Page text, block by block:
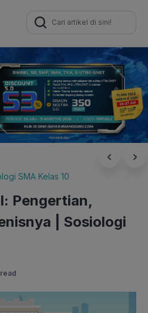
Search
for:
SMA Kelas 10
Pengertian,
| Sosiologi